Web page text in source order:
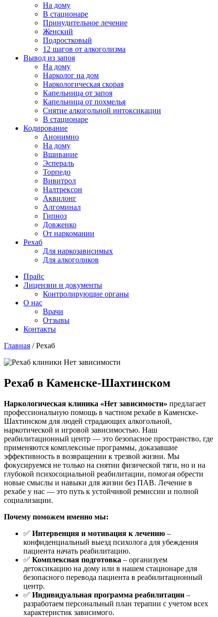
На дому
В стационаре
Принудительное лечение
Женский
Подростковый
12 шагов от алкоголизма
Вывод из запоя
На дому
Нарколог на дом
Наркологическая скорая
Капельница от запоя
Капельница от похмелья
Снятие алкогольной интоксикации
В стационаре
Кодирование
Анонимно
На дому
Вшивание
Эспераль
Торпедо
Вивитрол
Налтрексон
Аквилонг
Алгоминал
Гипноз
Довженко
От наркомании
Рехаб
Для наркозависимых
Для алкоголиков
Прайс
Лицензии и документы
Контролирующие органы
О нас
Врачи
Отзывы
Контакты
Главная /Рехаб
Рехаб в Каменске-Шахтинском
Наркологическая клиника «Нет зависимости» предлагает
профессиональную помощь в частном рехабе в Каменске-
Шахтинском для людей страдающих алкогольной,
наркотической и игровой зависимостью. Наш
реабилитационный центр — это безопасное пространство, где
применяются комплексные программы, доказавшие
эффективность в возвращении к трезвой жизни. Мы
фокусируемся не только на снятии физической тяги, но и на
глубокой психосоциальной реабилитации, помогая обрести
новые смыслы и навыки для жизни без ПАВ. Лечение в
рехабе у нас — это путь к устойчивой ремиссии и полной
социализации.
Почему поможем именно мы:
✅ Интервенция и мотивация к лечению –
конфиденциальный выезд психолога для убеждения
пациента начать реабилитацию.
✅ Комплексная подготовка – организуем
детоксикацию на дому или в нашем стационаре для
безопасного перевода пациента в реабилитационный
центр.
✅ Индивидуальная программа реабилитации –
разработаем персональный план терапии с учетом всех
характеристик зависимого.